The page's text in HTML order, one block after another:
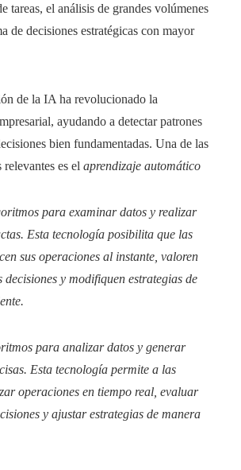
tareas, el análisis de grandes volúmenes
de decisiones estratégicas con mayor
de la IA ha revolucionado la
ayudando a detectar patrones
bien fundamentadas. Una de las
es el aprendizaje automático
para examinar datos y realizar
Esta tecnología posibilita que las
sus operaciones al instante, valoren
decisiones y modifiquen estrategias de
para analizar datos y generar
Esta tecnología permite a las
operaciones en tiempo real, evaluar
y ajustar estrategias de manera